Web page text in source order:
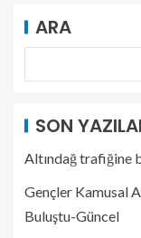
ARA
SON
Altındağ trafiğine
Gençler Kamusal
Buluştu-Güncel